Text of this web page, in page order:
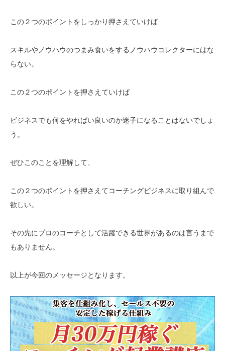
この２つのポイントをしっかり押さえていけば
スキルやノウハウのつまみ食いをするノウハウコレクターにはな
らない。
この２つのポイントを押さえていけば
ビジネスでも何をやればい良いのか迷子になることはないでしょ
う。
ぜひこのことを理解して、
この２つのポイントを押さえてコーチングビジネスに取り組んで
欲しい。
その先にプロのコーチとして活躍できる世界があるのは言うまで
もありません。
以上が今回のメッセージとなります。